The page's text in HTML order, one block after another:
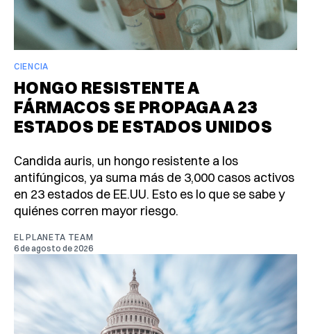
CIENCIA
HONGO RESISTENTE A
FÁRMACOS SE PROPAGA A 23
ESTADOS DE ESTADOS UNIDOS
Candida auris, un hongo resistente a los
antifúngicos, ya suma más de 3,000 casos activos
en 23 estados de EE.UU. Esto es lo que se sabe y
quiénes corren mayor riesgo.
EL PLANETA TEAM
6 de agosto de 2026